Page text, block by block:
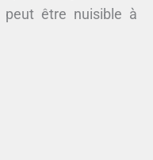
peut être nuisible à